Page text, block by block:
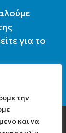
την
και να
για το
16:00